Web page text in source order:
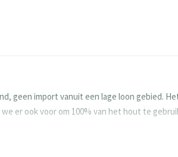
geen import vanuit een lage loon gebied.
er ook voor om 100% van het hout te
ze langer mee en blijven ze langdurig